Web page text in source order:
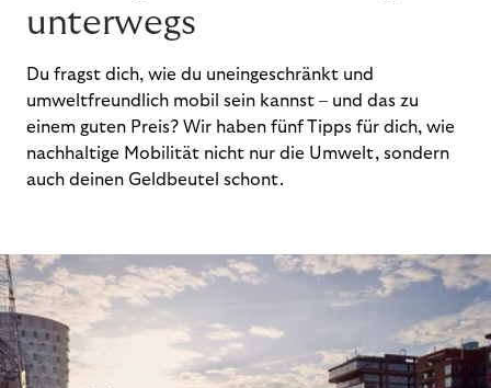
unterwegs
Du fragst dich, wie du uneingeschränkt und
umweltfreundlich mobil sein kannst – und das zu
einem guten Preis? Wir haben fünf Tipps für dich, wie
nachhaltige Mobilität nicht nur die Umwelt, sondern
auch deinen Geldbeutel schont.